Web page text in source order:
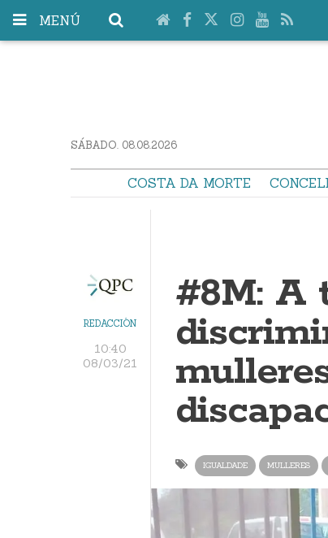
MENÚ
SÁBADO. 08.08.2026
COSTA DA MORTE
REDACCIÓN
10:40
08/03/21
#8M: A
IGUALDADE MULLERES